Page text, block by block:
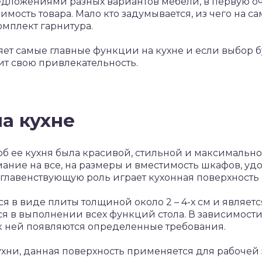
товара. Мало кто задумывается, из чего на
гарнитура.
самые главные функции на кухне и если выбор
свою привлекательность.
кухне
ее кухня была красивой, стильной и
на все, на размеры и вместимость шкафов,
роль играет кухонная
в виде плиты толщиной около 2 – 4-х см и
в выполнении всех функций стола. В зависимости
появляются определенные требования.
данная поверхность применяется для рабочей